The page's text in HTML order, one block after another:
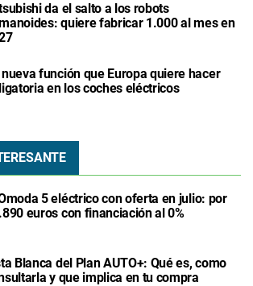
da el salto a los robots
quiere fabricar 1.000 al mes en
nueva función que Europa quiere hacer
en los coches eléctricos
5 eléctrico con oferta en julio: por
euros con financiación al 0%
Blanca del Plan AUTO+: Qué es, como
y que implica en tu compra